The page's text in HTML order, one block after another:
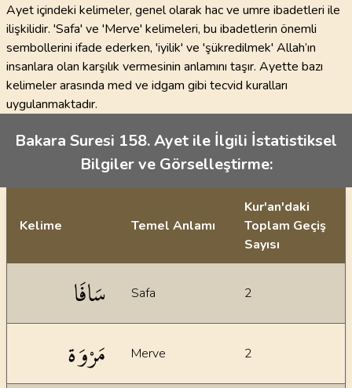
Ayet içindeki kelimeler, genel olarak hac ve umre ibadetleri ile
ilişkilidir. 'Safa' ve 'Merve' kelimeleri, bu ibadetlerin önemli
sembollerini ifade ederken, 'iyilik' ve 'şükredilmek' Allah’ın
insanlara olan karşılık vermesinin anlamını taşır. Ayette bazı
kelimeler arasında med ve idgam gibi tecvid kuralları
uygulanmaktadır.
Bakara Suresi 158. Ayet ile İlgili İstatistiksel
Bilgiler ve Görselleştirme:
Kelime Temel Anlamı
Kur'an'daki
Toplam Geçiş
Sayısı
سَافَا Safa 2
مَرْوَة Merve 2